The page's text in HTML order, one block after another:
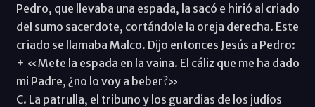
Pedro, que llevaba una espada, la sacó e hirió al criado
del sumo sacerdote, cortándole la oreja derecha. Este
criado se llamaba Malco. Dijo entonces Jesús a Pedro:
+ «Mete la espada en la vaina. El cáliz que me ha dado
mi Padre, ¿no lo voy a beber?»
C. La patrulla, el tribuno y los guardias de los judíos